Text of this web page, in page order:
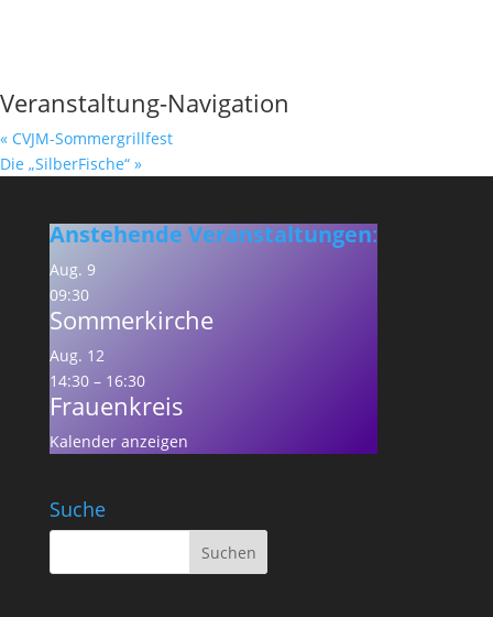
Veranstaltung-Navigation
« CVJM-Sommergrillfest
Die „SilberFische“ »
Anstehende Veranstaltungen:
Aug. 9
09:30
Sommerkirche
Aug. 12
14:30– 16:30
Frauenkreis
Kalender anzeigen
Suche